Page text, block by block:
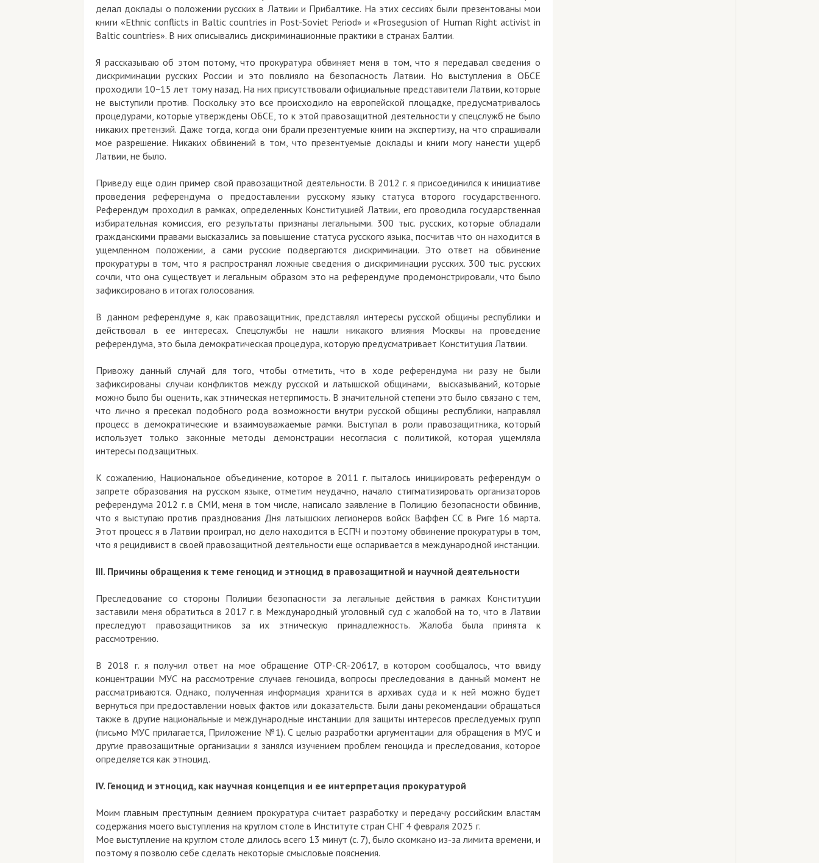
делал доклады о положении русских в Латвии и Прибалтике. На этих сессиях были презентованы мои
книги «Ethnic conflicts in Baltic countries in Post-Soviet Period» и «Prosegusion of Human Right activist in
Baltic countries». В них описывались дискриминационные практики в странах Балтии.
Я рассказываю об этом потому, что прокуратура обвиняет меня в том, что я передавал сведения о
дискриминации русских России и это повлияло на безопасность Латвии. Но выступления в ОБСЕ
проходили 10−15 лет тому назад. На них присутствовали официальные представители Латвии, которые
не выступили против. Поскольку это все происходило на европейской площадке, предусматривалось
процедурами, которые утверждены ОБСЕ, то к этой правозащитной деятельности у спецслужб не было
никаких претензий. Даже тогда, когда они брали презентуемые книги на экспертизу, на что спрашивали
мое разрешение. Никаких обвинений в том, что презентуемые доклады и книги могу нанести ущерб
Латвии, не было.
Приведу еще один пример свой правозащитной деятельности. В 2012 г. я присоединился к инициативе
проведения референдума о предоставлении русскому языку статуса второго государственного.
Референдум проходил в рамках, определенных Конституцией Латвии, его проводила государственная
избирательная комиссия, его результаты признаны легальными. 300 тыс. русских, которые обладали
гражданскими правами высказались за повышение статуса русского языка, посчитав что он находится в
ущемленном положении, а сами русские подвергаются дискриминации. Это ответ на обвинение
прокуратуры в том, что я распространял ложные сведения о дискриминации русских. 300 тыс. русских
сочли, что она существует и легальным образом это на референдуме продемонстрировали, что было
зафиксировано в итогах голосования.
В данном референдуме я, как правозащитник, представлял интересы русской общины республики и
действовал в ее интересах. Спецслужбы не нашли никакого влияния Москвы на проведение
референдума, это была демократическая процедура, которую предусматривает Конституция Латвии.
Привожу данный случай для того, чтобы отметить, что в ходе референдума ни разу не были
зафиксированы случаи конфликтов между русской и латышской общинами, высказываний, которые
можно было бы оценить, как этническая нетерпимость. В значительной степени это было связано с тем,
что лично я пресекал подобного рода возможности внутри русской общины республики, направлял
процесс в демократические и взаимоуважаемые рамки. Выступал в роли правозащитника, который
использует только законные методы демонстрации несогласия с политикой, которая ущемляла
интересы подзащитных.
К сожалению, Национальное объединение, которое в 2011 г. пыталось инициировать референдум о
запрете образования на русском языке, отметим неудачно, начало стигматизировать организаторов
референдума 2012 г. в СМИ, меня в том числе, написало заявление в Полицию безопасности обвинив,
что я выступаю против празднования Дня латышских легионеров войск Ваффен СС в Риге 16 марта.
Этот процесс я в Латвии проиграл, но дело находится в ЕСПЧ и поэтому обвинение прокуратуры в том,
что я рецидивист в своей правозащитной деятельности еще оспаривается в международной инстанции.
III. Причины обращения к теме геноцид и этноцид в правозащитной и научной деятельности
Преследование со стороны Полиции безопасности за легальные действия в рамках Конституции
заставили меня обратиться в 2017 г. в Международный уголовный суд с жалобой на то, что в Латвии
преследуют правозащитников за их этническую принадлежность. Жалоба была принята к
рассмотрению.
В 2018 г. я получил ответ на мое обращение ОТР-СR-20617, в котором сообщалось, что ввиду
концентрации МУС на рассмотрение случаев геноцида, вопросы преследования в данный момент не
рассматриваются. Однако, полученная информация хранится в архивах суда и к ней можно будет
вернуться при предоставлении новых фактов или доказательств. Были даны рекомендации обращаться
также в другие национальные и международные инстанции для защиты интересов преследуемых групп
(письмо МУС прилагается, Приложение №1). С целью разработки аргументации для обращения в МУС и
другие правозащитные организации я занялся изучением проблем геноцида и преследования, которое
определяется как этноцид.
IV. Геноцид и этноцид, как научная концепция и ее интерпретация прокуратурой
Моим главным преступным деянием прокуратура считает разработку и передачу российским властям
содержания моего выступления на круглом столе в Институте стран СНГ 4 февраля 2025 г.
Мое выступление на круглом столе длилось всего 13 минут (с. 7), было скомкано из-за лимита времени, и
поэтому я позволю себе сделать некоторые смысловые пояснения.